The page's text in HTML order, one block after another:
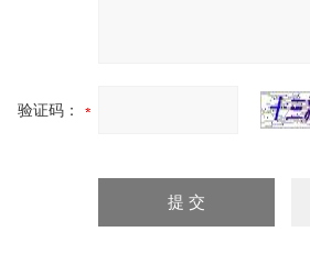
验证码：